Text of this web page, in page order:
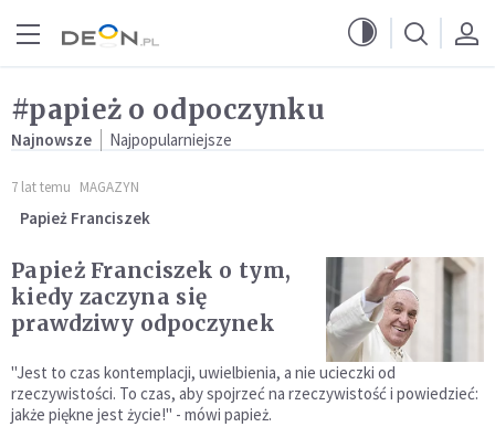
#papież o odpoczynku
Najnowsze Najpopularniejsze
7 lat temu MAGAZYN
Papież Franciszek
Papież Franciszek o tym,
kiedy zaczyna się
prawdziwy odpoczynek
"Jest to czas kontemplacji, uwielbienia, a nie ucieczki od
rzeczywistości. To czas, aby spojrzeć na rzeczywistość i powiedzieć:
jakże piękne jest życie!" - mówi papież.